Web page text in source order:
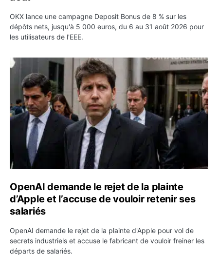
OKX lance une campagne Deposit Bonus de 8 % sur les
dépôts nets, jusqu'à 5 000 euros, du 6 au 31 août 2026 pour
les utilisateurs de l'EEE.
OpenAI demande le rejet de la plainte d’Apple et
OpenAI demande le rejet de la plainte
d’Apple et l’accuse de vouloir retenir ses
salariés
OpenAI demande le rejet de la plainte d'Apple pour vol de
secrets industriels et accuse le fabricant de vouloir freiner les
départs de salariés.